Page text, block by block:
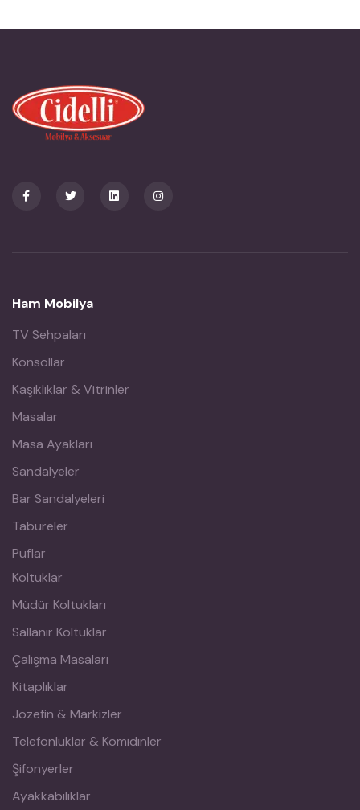
Ham Mobilya
TV Sehpaları
Konsollar
Kaşıklıklar & Vitrinler
Masalar
Masa Ayakları
Sandalyeler
Bar Sandalyeleri
Tabureler
Puflar
Koltuklar
Müdür Koltukları
Sallanır Koltuklar
Çalışma Masaları
Kitaplıklar
Jozefin & Markizler
Telefonluklar & Komidinler
Şifonyerler
Ayakkabılıklar